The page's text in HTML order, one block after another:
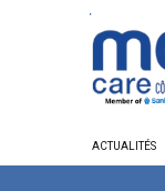
ACTUALITÉS